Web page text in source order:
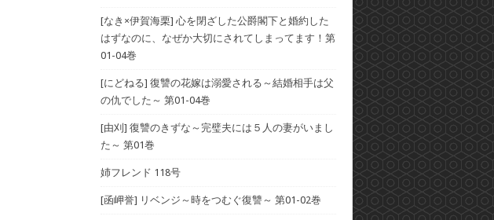
[なき×伊賀海栗] 心を閉ざした公爵閣下と婚約した
はずなのに、なぜか大切にされてしまってます！第
01-04巻
[にどねる] 復讐の花嫁は溺愛される～結婚相手は父
の仇でした～ 第01-04巻
[由刈] 復讐のきずな～完璧夫には５人の妻がいまし
た～ 第01巻
姉フレンド 118号
[函岬誉] リベンジ～時をつむぐ復讐～ 第01-02巻